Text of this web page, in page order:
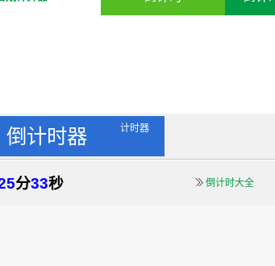
倒计时器 计时器
分32秒 倒计时大全